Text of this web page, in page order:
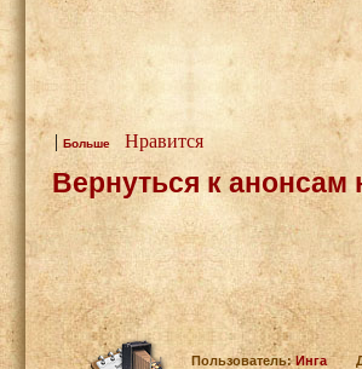
| Больше Нравится
Вернуться к анонсам
Пользователь:Инга